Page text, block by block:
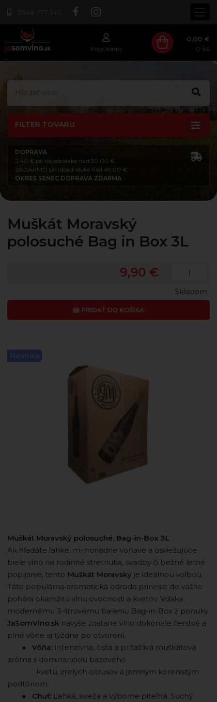
0948 777 140
Moje konto
0.00 €
0 ks
FILTER TOVARU
DOPRAVA
2,40 € pri objednávke nad 30,00 €
ZADARMO pri objednávke nad 49,00 €
OKRES SENEC DOPRAVA ZDARMA
Muškát Moravský
polosuché Bag in Box 3L
9,90 €
PRIDAŤ DO KOŠÍKA
Skladom
Novinka
Muškát Moravský polosuché, Bag-in-Box 3L
Ak hľadáte ľahké, mimoriadne voňavé a osviežujúce
biele víno na rodinné stretnutia, svadby či bežné letné
popíjanie, tento Muškát Moravský je ideálnou voľbou.
Táto populárna aromatická odroda prinesie do vášho
pohára okamžitú vlnu ovocnosti a kvetov. Vďaka
modernému 3-litrovému baleniu Bag-in-Box z ponuky
JaSomVino.sk navyše zostane víno dokonale čerstvé a
plné vône aj týždne po otvorení.
⠀ ⠀ ● Vôňa: Intenzívna, čistá a príťažlivá muškátová
aróma s dominanciou bazového
⠀ ⠀ ⠀ ⠀ kvetu, zrelých citrusov a jemným korenistým
podtónom.
⠀ ⠀ ● Chuť: Ľahká, svieža a výborne piteľná. Suchý